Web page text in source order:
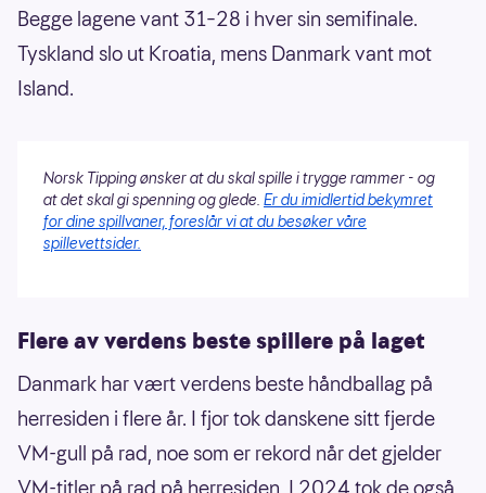
Begge lagene vant 31–28 i hver sin semifinale.
Tyskland slo ut Kroatia, mens Danmark vant mot
Island.
Norsk Tipping ønsker at du skal spille i trygge rammer - og
at det skal gi spenning og glede. Er du imidlertid bekymret
for dine spillvaner, foreslår vi at du besøker våre
spillevettsider.
Flere av verdens beste spillere på laget
Danmark har vært verdens beste håndballag på
herresiden i flere år. I fjor tok danskene sitt fjerde
VM-gull på rad, noe som er rekord når det gjelder